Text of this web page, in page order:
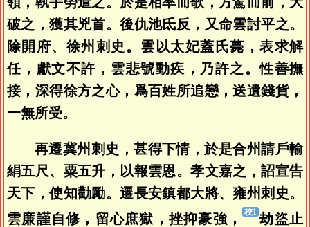
破之，獲其兇首。後仇池氐反，又命雲討平之。
除開府、徐州刺史。雲以太妃蓋氏薨，表求解
任，獻文不許，雲悲號動疾，乃許之。性善撫
接，深得徐方之心，爲百姓所追戀，送遺錢貨，
一無所受。
再遷冀州刺史，甚得下情，於是合州請戶輸
絹五尺、粟五升，以報雲恩。孝文嘉之，詔宣告
天下，使知勸勵。遷長安鎮都大將、雍州刺史。
雲廉謹自修，留心庶獄，挫抑豪強，
劫盜止